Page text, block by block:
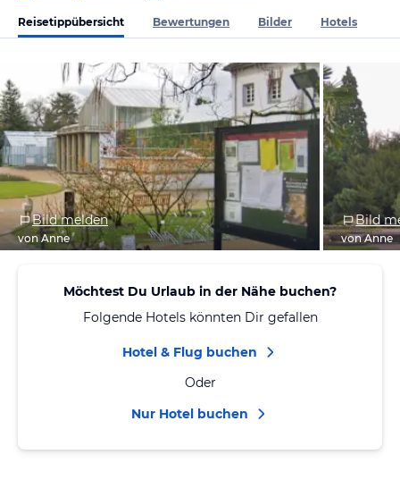
Reisetippübersicht Bewertungen Bilder Hotels
Bild melden
von Anne
Bild
von Anne
Möchtest Du Urlaub in der Nähe buchen?
Folgende Hotels könnten Dir gefallen
Hotel & Flug buchen
Oder
Nur Hotel buchen